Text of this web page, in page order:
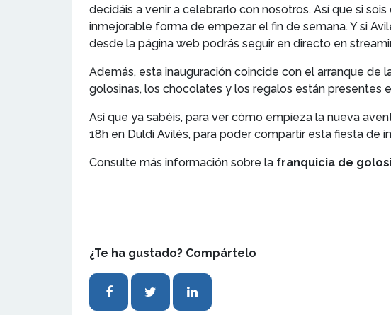
decidáis a venir a celebrarlo con nosotros. Así que si
inmejorable forma de empezar el fin de semana. Y si
desde la página web podrás seguir en directo en
Además, esta inauguración coincide con el arranque de
golosinas, los chocolates y los regalos están presentes
Así que ya sabéis, para ver cómo empieza la nueva
18h en Duldi Avilés, para poder compartir esta fiesta de
Consulte más información sobre la franquicia de
¿Te ha gustado? Compártelo